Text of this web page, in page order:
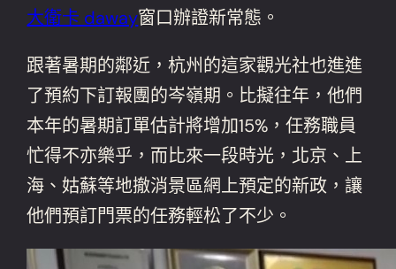
大衛卡 daway窗口辦證新常態。
跟著暑期的鄰近，杭州的這家觀光社也進進
了預約下訂報團的岑嶺期。比擬往年，他們
本年的暑期訂單估計將增加15%，任務職員
忙得不亦樂乎，而比來一段時光，北京、上
海、姑蘇等地撤消景區網上預定的新政，讓
他們預訂門票的任務輕松了不少。